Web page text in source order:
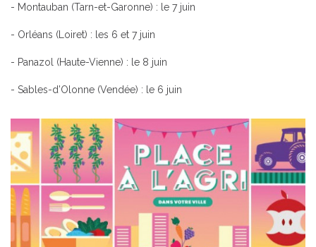
- Montauban (Tarn-et-Garonne) : le 7 juin
- Orléans (Loiret) : les 6 et 7 juin
- Panazol (Haute-Vienne) : le 8 juin
- Sables-d’Olonne (Vendée) : le 6 juin